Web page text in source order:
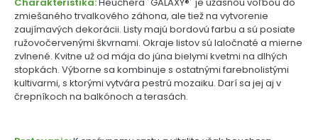
Charakteristika:Heuchera ´GALAXY®´ je úžasnou voľbou do
zmiešaného trvalkového záhona, ale tiež na vytvorenie
zaujímavých dekorácii. Listy majú bordovú farbu a sú posiate
ružovočervenými škvrnami. Okraje listov sú laločnaté a mierne
zvlnené. Kvitne už od mája do júna bielymi kvetmi na dlhých
stopkách. Výborne sa kombinuje s ostatnými farebnolistými
kultivarmi, s ktorými vytvára pestrú mozaiku. Darí sa jej aj v
črepníkoch na balkónoch a terasách.